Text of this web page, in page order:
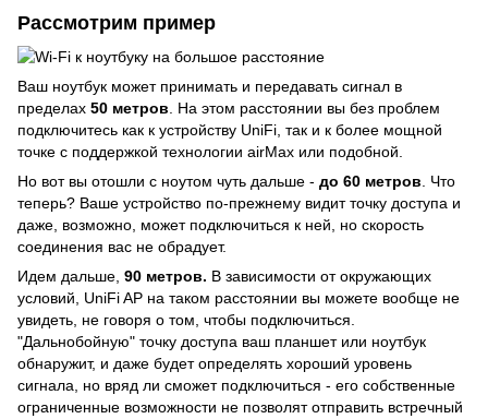
Рассмотрим пример
Ваш ноутбук может принимать и передавать сигнал в
пределах 50 метров . На этом расстоянии вы без проблем
подключитесь как к устройству UniFi, так и к более мощной
точке с поддержкой технологии airMax или подобной.
Но вот вы отошли с ноутом чуть дальше - до 60 метров . Что
теперь? Ваше устройство по-прежнему видит точку доступа и
даже, возможно, может подключиться к ней, но скорость
соединения вас не обрадует.
Идем дальше, 90 метров. В зависимости от окружающих
условий, UniFi AP на таком расстоянии вы можете вообще не
увидеть, не говоря о том, чтобы подключиться.
"Дальнобойную" точку доступа ваш планшет или ноутбук
обнаружит, и даже будет определять хороший уровень
сигнала, но вряд ли сможет подключиться - его собственные
ограниченные возможности не позволят отправить встречный